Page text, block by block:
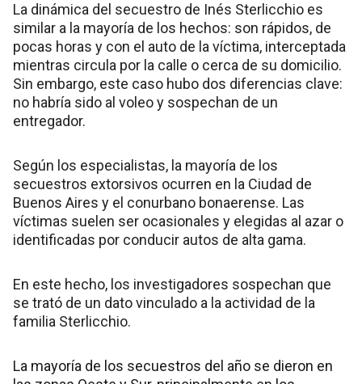
La dinámica del secuestro de Inés Sterlicchio es
similar a la mayoría de los hechos: son rápidos, de
pocas horas y con el auto de la víctima, interceptada
mientras circula por la calle o cerca de su domicilio.
Sin embargo, este caso hubo dos diferencias clave:
no habría sido al voleo y sospechan de un
entregador.
Según los especialistas, la mayoría de los
secuestros extorsivos ocurren en la Ciudad de
Buenos Aires y el conurbano bonaerense. Las
víctimas suelen ser ocasionales y elegidas al azar o
identificadas por conducir autos de alta gama.
En este hecho, los investigadores sospechan que
se trató de un dato vinculado a la actividad de la
familia Sterlicchio.
La mayoría de los secuestros del año se dieron en